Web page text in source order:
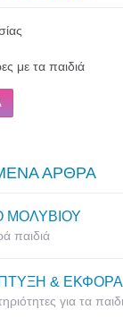
με τα παιδιά
ΑΡΘΡΑ
ΜΟΛΥΒΙΟΥ
παιδιά
&
για τα